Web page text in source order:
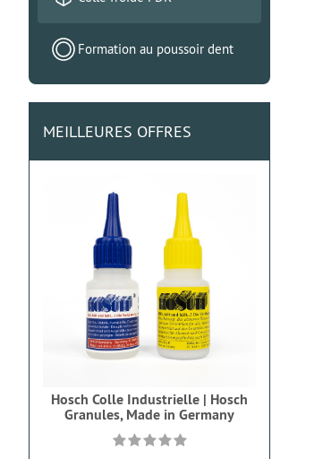
Formation au poussoir dent
MEILLEURES OFFRES
Hosch Colle Industrielle | Hosch
Granules, Made in Germany